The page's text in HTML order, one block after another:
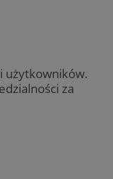
użytkowników.
za